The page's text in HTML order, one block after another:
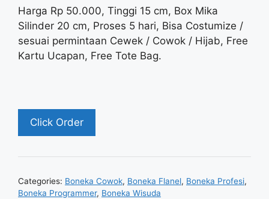
Harga Rp 50.000, Tinggi 15 cm, Box Mika
Silinder 20 cm, Proses 5 hari, Bisa Costumize /
sesuai permintaan Cewek / Cowok / Hijab, Free
Kartu Ucapan, Free Tote Bag.
Click Order
Categories: Boneka Cowok, Boneka Flanel, Boneka Profesi,
Boneka Programmer, Boneka Wisuda